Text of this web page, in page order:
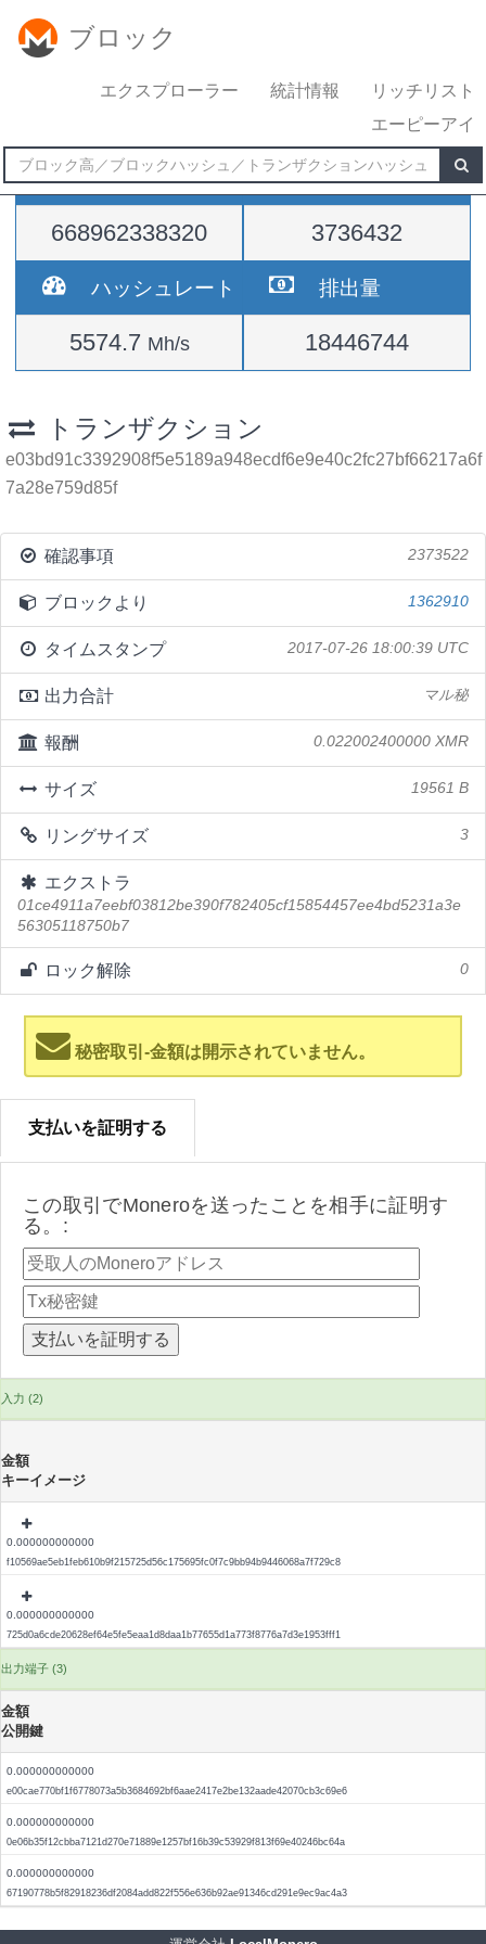
ブロック
エクスプローラー 統計情報
リッチリスト
エーピーアイ
難易度
668962338320
高さ
3736432
ハッシュレート
5574.7 Mh/s
排出量
18446744
トランザクション
e03bd91c3392908f5e5189a948ecdf6e9e40c2fc27bf66217a6f
7a28e759d85f
確認事項 2373522
ブロックより 1362910
タイムスタンプ 2017-07-26 18:00:39 UTC
出力合計 マル秘
報酬 0.022002400000 XMR
サイズ 19561 B
リングサイズ 3
エクストラ
01ce4911a7eebf03812be390f782405cf15854457ee4bd5231a3e
56305118750b7
ロック解除 0
秘密取引-金額は開示されていません。
支払いを証明する
この取引でMoneroを送ったことを相手に証明す
る。:
入力 (2)
金額
キーイメージ
0.000000000000
f10569ae5eb1feb610b9f215725d56c175695fc0f7c9bb94b9446068a7f729c8
0.000000000000
725d0a6cde20628ef64e5fe5eaa1d8daa1b77655d1a773f8776a7d3e1953fff1
出力端子 (3)
金額
公開鍵
0.000000000000
e00cae770bf1f6778073a5b3684692bf6aae2417e2be132aade42070cb3c69e6
0.000000000000
0e06b35f12cbba7121d270e71889e1257bf16b39c53929f813f69e40246bc64a
0.000000000000
67190778b5f82918236df2084add822f556e636b92ae91346cd291e9ec9ac4a3